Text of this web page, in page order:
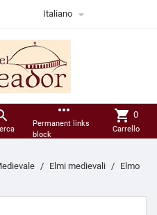
Italiano 
more_horiz
Permanent links
block
shopping_cart 0
Carrello
Elmi medievali
Elmo